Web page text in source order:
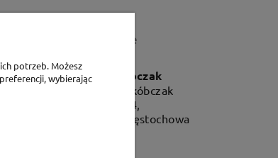
Dane teleadresowe
P.H. Jakóbczak
Dorota Jakóbczak
Bialska 2/4,
42-202 Częstochowa
potrzeb. Możesz
wybierając